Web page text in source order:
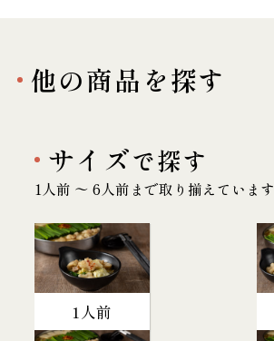
他の商品を探す
サイズで探す
1人前 〜 6人前まで取り揃えています
1人前